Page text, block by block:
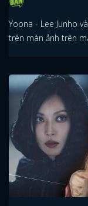
Yoona - Lee Junho
trên màn ảnh trên